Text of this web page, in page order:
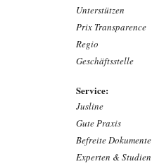
Unterstützen
Prix Transparence
Regio
Geschäftsstelle
Service:
Jusline
Gute Praxis
Befreite Dokumente
Experten & Studien